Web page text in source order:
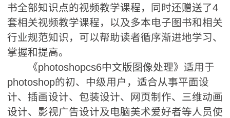
书全部知识点的视频教学课程，同时还赠送了4
套相关视频教学课程，以及多本电子图书和相关
行业规范知识，可以帮助读者循序渐进地学习、
掌握和提高。
《photoshopcs6中文版图像处理》适用于
photoshop的初、中级用户，适合从事平面设
计、插画设计、包装设计、网页制作、三维动画
设计、影视广告设计及电脑美术爱好者等人员使